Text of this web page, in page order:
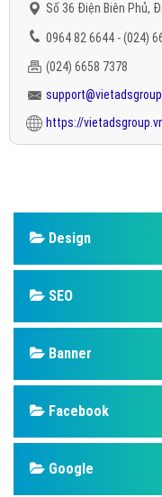
Số 36 Điện Biên Phủ,
0964 82 6644 - (024)
(024) 6658 7378
https://
Design
SEO
Banner
Facebook
Google